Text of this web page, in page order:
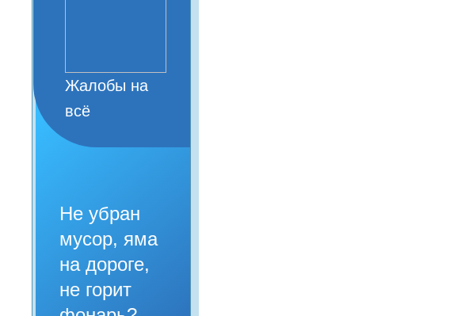
Жалобы на
всё
Не убран
мусор, яма
на дороге,
не горит